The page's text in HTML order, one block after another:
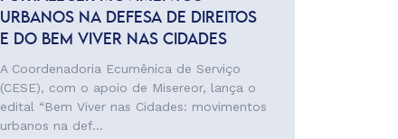
URBANOS NA DEFESA DE DIREITOS
E DO BEM VIVER NAS CIDADES
A Coordenadoria Ecumênica de Serviço
(CESE), com o apoio de Misereor, lança o
edital “Bem Viver nas Cidades: movimentos
urbanos na def...